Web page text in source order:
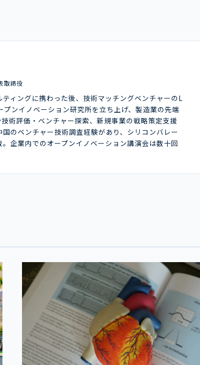
取締役
ィングに携わった後、技術マッチングベンチャーのL
ンイノベーション研究所を立ち上げ、製造業の先端
術評価・ベンチャー探索、新規事業の戦略策定支援
のベンチャー技術調査経験があり、シリコンバレー
企業内でのオープンイノベーション講演会は数十回